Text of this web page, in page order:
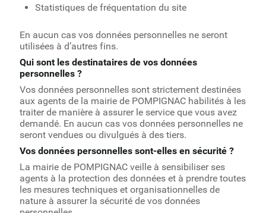
Statistiques de fréquentation du site
En aucun cas vos données personnelles ne seront
utilisées à d’autres fins.
Qui sont les destinataires de vos données
personnelles ?
Vos données personnelles sont strictement destinées
aux agents de la mairie de POMPIGNAC habilités à les
traiter de manière à assurer le service que vous avez
demandé. En aucun cas vos données personnelles ne
seront vendues ou divulgués à des tiers.
Vos données personnelles sont-elles en sécurité ?
La mairie de POMPIGNAC veille à sensibiliser ses
agents à la protection des données et à prendre toutes
les mesures techniques et organisationnelles de
nature à assurer la sécurité de vos données